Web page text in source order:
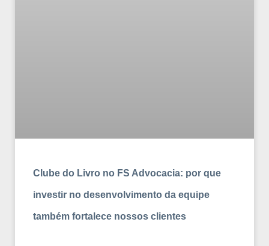
Clube do Livro no FS Advocacia: por que
investir no desenvolvimento da equipe
também fortalece nossos clientes